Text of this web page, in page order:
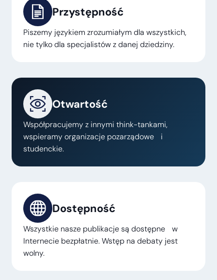
Przystępność
Piszemy językiem zrozumiałym dla wszystkich,
nie tylko dla specjalistów z danej dziedziny.
Otwartość
Współpracujemy z innymi think-tankami,
wspieramy organizacje pozarządowe i
studenckie.
Dostępność
Wszystkie nasze publikacje są dostępne w
Internecie bezpłatnie. Wstęp na debaty jest
wolny.